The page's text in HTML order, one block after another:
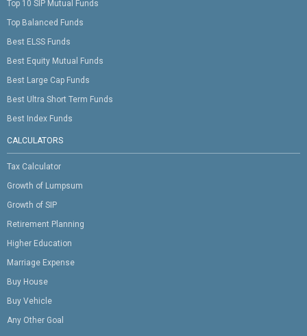
Top 10 SIP Mutual Funds
Top Balanced Funds
Best ELSS Funds
Best Equity Mutual Funds
Best Large Cap Funds
Best Ultra Short Term Funds
Best Index Funds
CALCULATORS
Tax Calculator
Growth of Lumpsum
Growth of SIP
Retirement Planning
Higher Education
Marriage Expense
Buy House
Buy Vehicle
Any Other Goal